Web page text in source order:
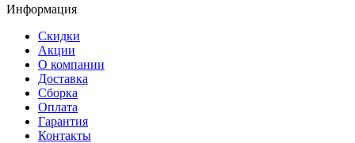
Информация
Скидки
Акции
О компании
Доставка
Сборка
Оплата
Гарантия
Контакты